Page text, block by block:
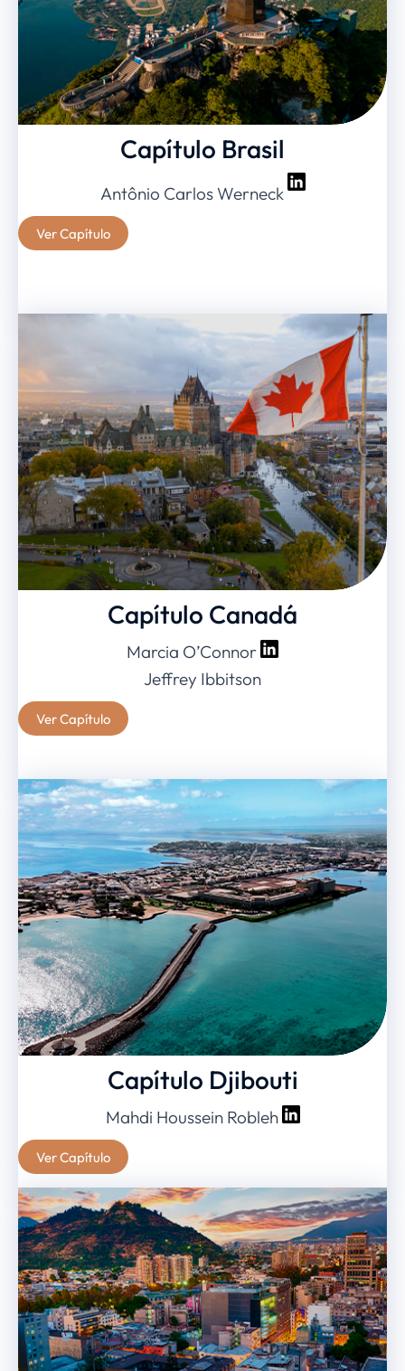
Capítulo Brasil
Antônio Carlos Werneck
Ver Capítulo
Capítulo Canadá
Marcia O’Connor
Jeffrey Ibbitson
Ver Capítulo
Capítulo Djibouti
Mahdi Houssein Robleh
Ver Capítulo